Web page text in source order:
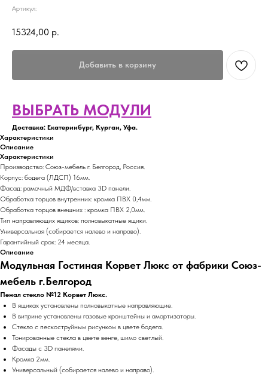
Артикул:
15324,00 р.
Добавить в корзину
ВЫБРАТЬ МОДУЛИ
Доставка: Екатеринбург, Курган, Уфа.
Характеристики
Описание
Характеристики
Производство: Союз-мебель г. Белгород, Россия.
Корпус: бодега (ЛДСП) 16мм.
Фасад: рамочный МДФ/вставка 3D панели.
Обработка торцов внутренних: кромка ПВХ 0,4мм.
Обработка торцов внешних : кромка ПВХ 2,0мм.
Тип направляющих ящиков: полновыкатные ящики.
Универсальная (собирается налево и направо).
Гарантийный срок: 24 месяца.
Описание
Модульная Гостиная Корвет Люкс от фабрики Союз-
мебель г.Белгород
Пенал стекло №12 Корвет Люкс.
В ящиках установлены полновыкатные направляющие.
В витрине установлены газовые кронштейны и амортизаторы.
Стекло с пескоструйным рисунком в цвете бодега.
Тонированные стекла в цвете венге, шимо светлый.
Фасады с 3D панелями.
Кромка 2мм.
Универсальный (собирается налево и направо).